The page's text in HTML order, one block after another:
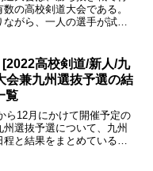
の高校剣道大会である。
ながら、一人の選手が試合
ページでは、玉竜旗高校剣
決勝戦を年度...
[2022高校剣道/新人/九
会兼九州選抜予選の結
覧
ら12月にかけて開催予定の
州選抜予選について、九州
と結果をまとめている。